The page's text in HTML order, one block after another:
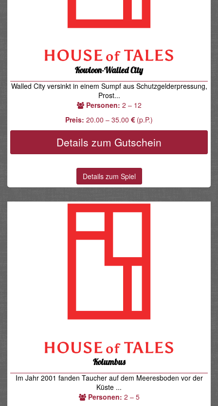
Kowloon-Walled City
Walled City versinkt in einem Sumpf aus Schutzgelderpressung,
Prost...
Personen: 2 – 12
Preis: 20.00 – 35.00 (p.P.)
Details zum Gutschein
Details zum Spiel
Kolumbus
Im Jahr 2001 fanden Taucher auf dem Meeresboden vor der
Küste ...
Personen: 2 – 5